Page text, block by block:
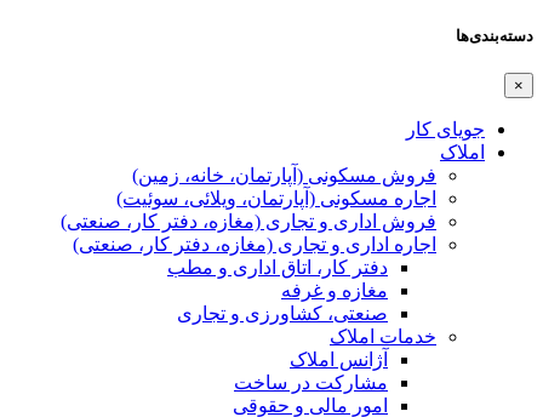
دسته‌بندی‌ها
×
جویای کار
املاک
فروش مسکونی (آپارتمان، خانه، زمین)
اجاره مسکونی (آپارتمان، ویلائی، سوئیت)
فروش اداری و تجاری (مغازه، دفتر کار، صنعتی)
اجاره اداری و تجاری (مغازه، دفتر کار، صنعتی)
دفتر کار، اتاق اداری و مطب
مغازه و غرفه
صنعتی،‌ کشاورزی و تجاری
خدمات املاک
آژانس املاک
مشارکت در ساخت
امور مالی و حقوقی